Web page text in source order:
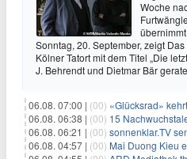
Woche
Sonntag, 20. September, zeigt
Kölner Tatort mit dem Titel „Die
J. Behrendt und Dietmar Bär
06.08. 07:00 | (00) «Glücksrad» kehrt
06.08. 06:38 | (00) 15
06.08. 06:21 | (00) sonnenklar.TV
06.08. 04:57 | (00) Mai Duong Kieu